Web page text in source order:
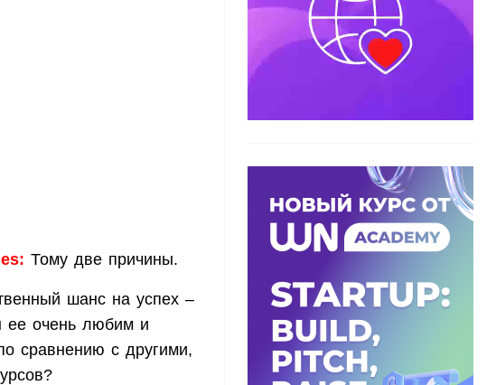
Тому две причины.
шанс на успех –
ее очень любим и
сравнению с другими,